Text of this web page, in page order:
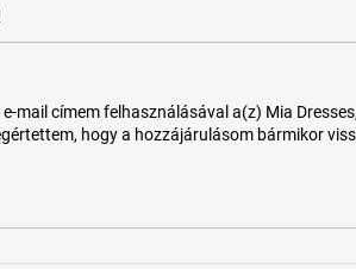
mail címem felhasználásával a(z) Mia
hogy a hozzájárulásom bármikor